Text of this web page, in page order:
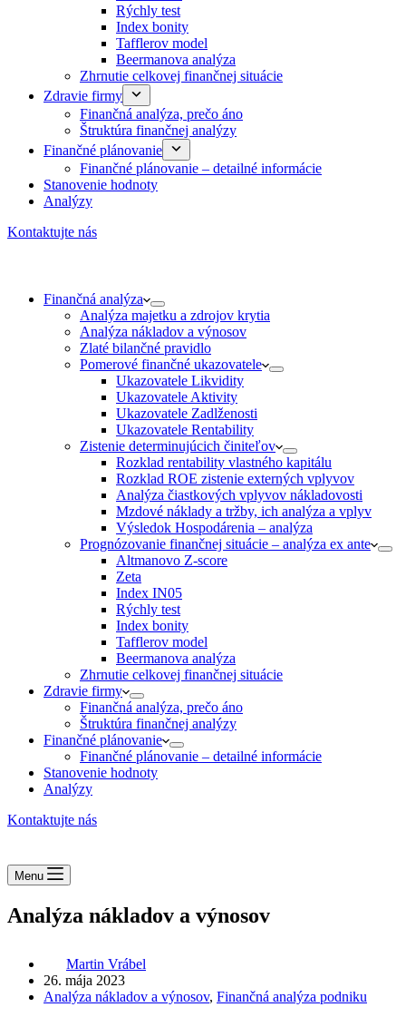
Rýchly test
Index bonity
Tafflerov model
Beermanova analýza
Zhrnutie celkovej finančnej situácie
Zdravie firmy
Finančná analýza, prečo áno
Štruktúra finančnej analýzy
Finančné plánovanie
Finančné plánovanie – detailné informácie
Stanovenie hodnoty
Analýzy
Kontaktujte nás
Finančná analýza
Analýza majetku a zdrojov krytia
Analýza nákladov a výnosov
Zlaté bilančné pravidlo
Pomerové finančné ukazovatele
Ukazovatele Likvidity
Ukazovatele Aktivity
Ukazovatele Zadlženosti
Ukazovatele Rentability
Zistenie determinujúcich činiteľov
Rozklad rentability vlastného kapitálu
Rozklad ROE zistenie externých vplyvov
Analýza čiastkových vplyvov nákladovosti
Mzdové náklady a tržby, ich analýza a vplyv
Výsledok Hospodárenia – analýza
Prognózovanie finančnej situácie – analýza ex ante
Altmanovo Z-score
Zeta
Index IN05
Rýchly test
Index bonity
Tafflerov model
Beermanova analýza
Zhrnutie celkovej finančnej situácie
Zdravie firmy
Finančná analýza, prečo áno
Štruktúra finančnej analýzy
Finančné plánovanie
Finančné plánovanie – detailné informácie
Stanovenie hodnoty
Analýzy
Kontaktujte nás
Menu
Analýza nákladov a výnosov
Martin Vrábel
26. mája 2023
Analýza nákladov a výnosov, Finančná analýza podniku